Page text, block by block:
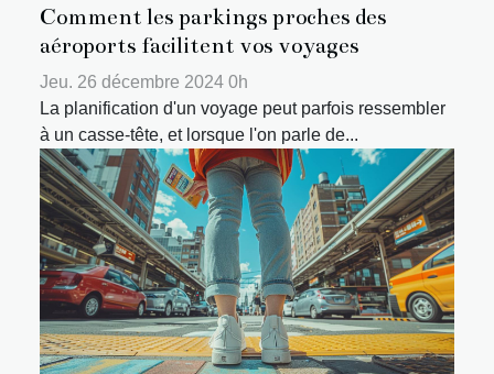
Comment les parkings proches des
aéroports facilitent vos voyages
Jeu. 26 décembre 2024 0h
La planification d'un voyage peut parfois ressembler
à un casse-tête, et lorsque l'on parle de...